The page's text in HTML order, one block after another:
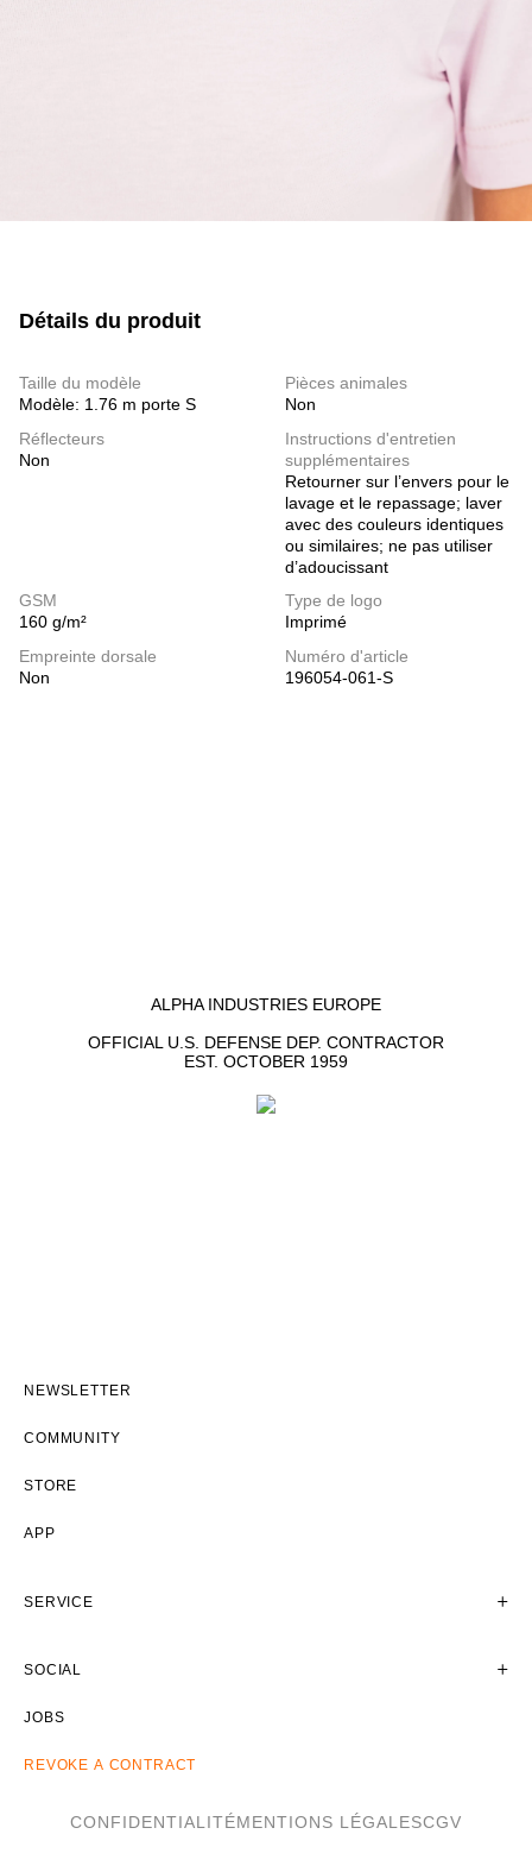
Détails du produit
Taille du modèle
Modèle: 1.76 m porte S
Pièces animales
Non
Réflecteurs
Non
Instructions d'entretien
supplémentaires
Retourner sur l’envers pour le
lavage et le repassage; laver
avec des couleurs identiques
ou similaires; ne pas utiliser
d’adoucissant
GSM
160 g/m²
Type de logo
Imprimé
Empreinte dorsale
Non
Numéro d'article
196054-061-S
ALPHA INDUSTRIES EUROPE
OFFICIAL U.S. DEFENSE DEP. CONTRACTOR
EST. OCTOBER 1959
NEWSLETTER
COMMUNITY
STORE
APP
SERVICE
SOCIAL
JOBS
REVOKE A CONTRACT
CONFIDENTIALITÉMENTIONS LÉGALESCGV